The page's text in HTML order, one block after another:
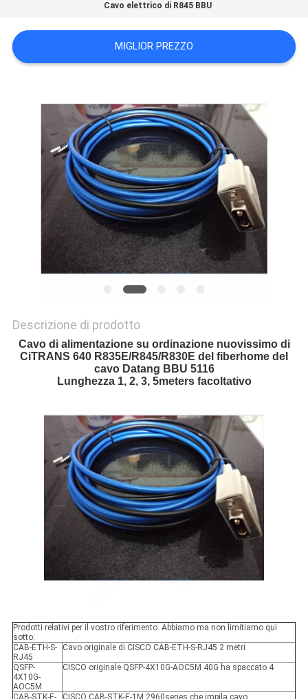
SITO
PRIVACY
Cavo elettrico di R845 BBU
MIGLIOR PREZZO
Descrizione di prodotto
Cavo di alimentazione su ordinazione nuovissimo di
CiTRANS 640 R835E/R845/R830E del fiberhome del
cavo Datang BBU 5116
Lunghezza 1, 2, 3, 5meters facoltativo
Prodotti relativi per il vostro riferimento. Abbiamo ma non limitiamo qui
sotto:
CAB-ETH-S-
RJ45
Cavo originale di CISCO CAB-ETH-S-RJ45 2 metri
QSFP-
4X10G-
AOC5M
CISCO originale QSFP-4X10G-AOC5M 40G ha spaccato 4